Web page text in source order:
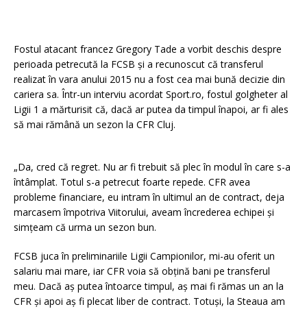
Fostul atacant francez Gregory Tade a vorbit deschis despre
perioada petrecută la FCSB și a recunoscut că transferul
realizat în vara anului 2015 nu a fost cea mai bună decizie din
cariera sa. Într-un interviu acordat Sport.ro, fostul golgheter al
Ligii 1 a mărturisit că, dacă ar putea da timpul înapoi, ar fi ales
să mai rămână un sezon la CFR Cluj.
„Da, cred că regret. Nu ar fi trebuit să plec în modul în care s-a
întâmplat. Totul s-a petrecut foarte repede. CFR avea
probleme financiare, eu intram în ultimul an de contract, deja
marcasem împotriva Viitorului, aveam încrederea echipei și
simțeam că urma un sezon bun.
FCSB juca în preliminariile Ligii Campionilor, mi-au oferit un
salariu mai mare, iar CFR voia să obțină bani pe transferul
meu. Dacă aș putea întoarce timpul, aș mai fi rămas un an la
CFR și apoi aș fi plecat liber de contract. Totuși, la Steaua am